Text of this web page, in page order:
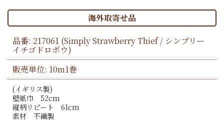
海外取寄せ品
品番: 217061 (Simply Strawberry Thief / シンプリー
イチゴドロボウ)
販売単位: 10m1巻
(イギリス製)
壁紙巾 52cm
縦柄リピート 61cm
素材 不織製